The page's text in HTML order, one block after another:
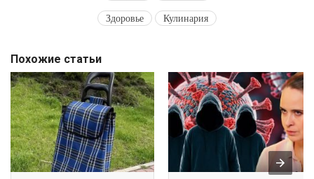
Здоровье
Кулинария
Похожие статьи